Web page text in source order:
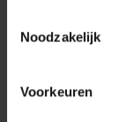
Noodzakelijk
Voorkeuren
GV-1312203-40